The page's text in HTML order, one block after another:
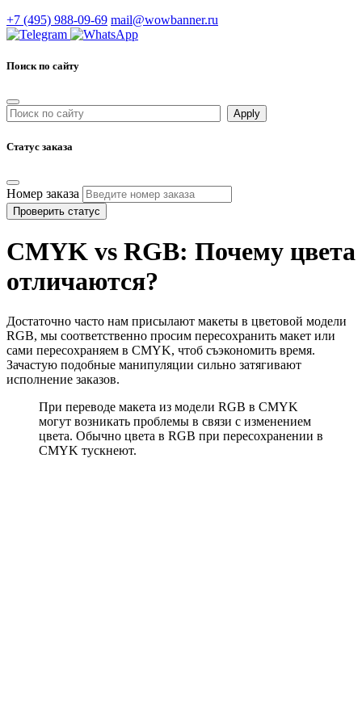
+7 (495) 988-09-69 mail@wowbanner.ru
Поиск по сайту
Статус заказа
Номер заказа
Проверить статус
CMYK vs RGB: Почему цвета
отличаются?
Достаточно часто нам присылают макеты в цветовой модели
RGB, мы соответственно просим пересохранить макет или
сами пересохраняем в CMYK, чтоб съэкономить время.
Зачастую подобные манипуляции сильно затягивают
исполнение заказов.
При переводе макета из модели RGB в CMYK
могут возникать проблемы в связи с изменением
цвета. Обычно цвета в RGB при пересохранении в
CMYK тускнеют.